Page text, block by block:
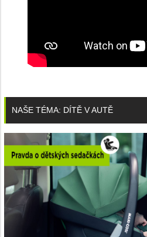
NAŠE TÉMA: DÍTĚ V AUTĚ